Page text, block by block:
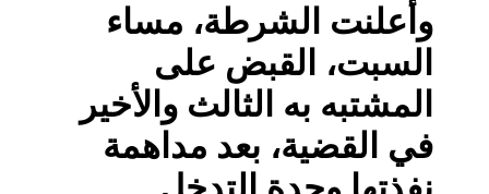
وأعلنت الشرطة، مساء
السبت، القبض على
المشتبه به الثالث والأخير
في القضية، بعد مداهمة